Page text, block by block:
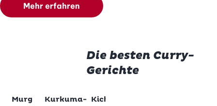
Mehr erfahren
Die besten Curry-
Gerichte
Zu Lieblingsrezepten hinzufügen
Murg
Zu Lieblingsrezepten hinzufügen
Kurkuma- Kichererbsencurry